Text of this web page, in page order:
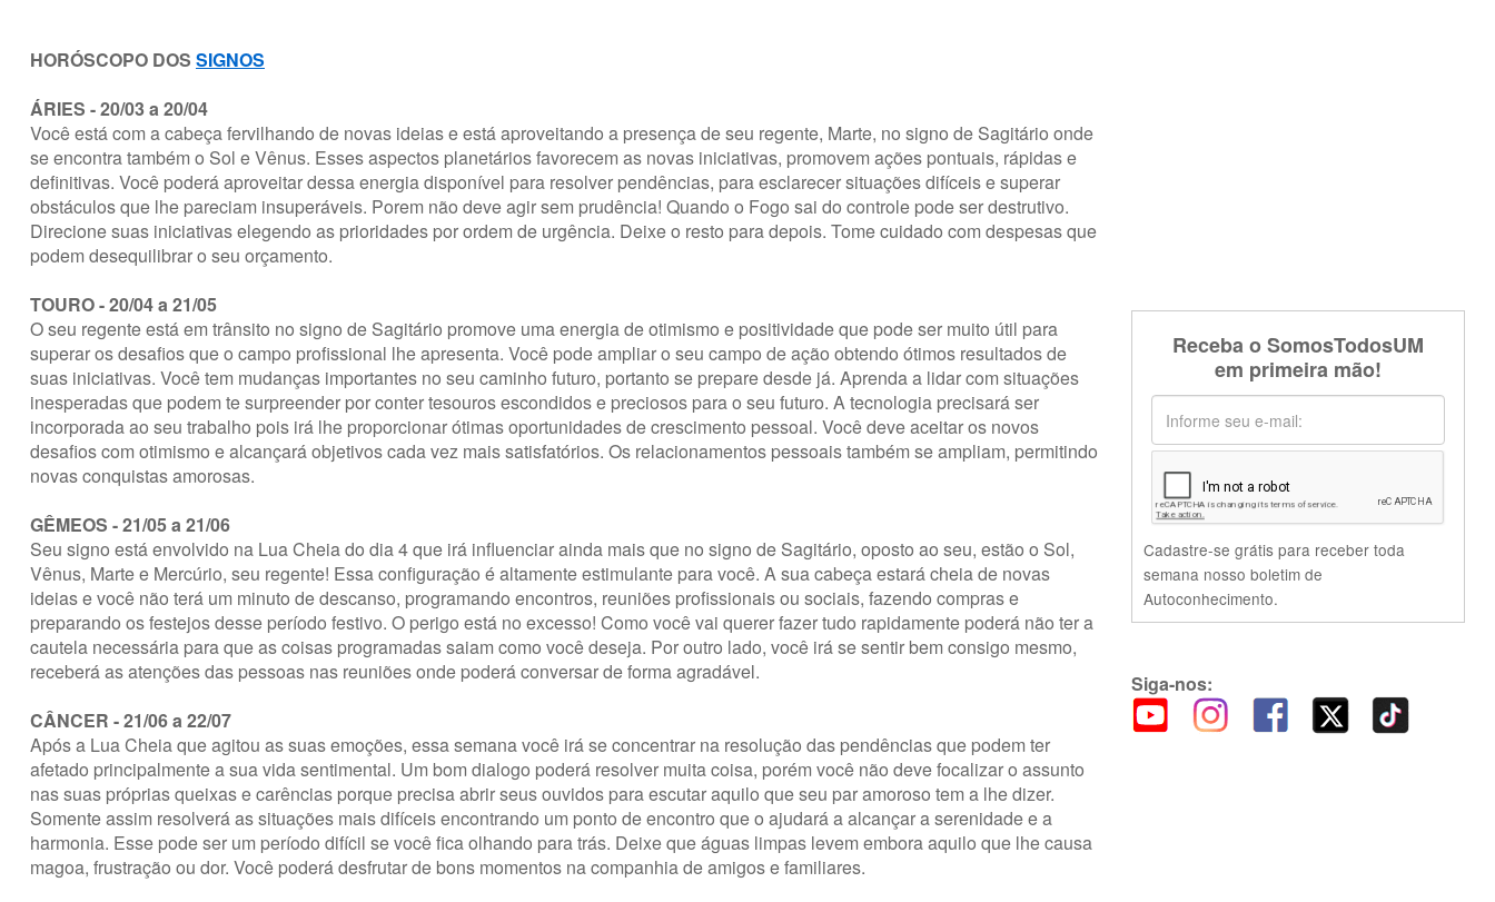
HORÓSCOPO DOS SIGNOS
ÁRIES - 20/03 a 20/04
Você está com a cabeça fervilhando de novas ideias e está aproveitando a presença de seu regente, Marte, no signo de Sagitário onde
se encontra também o Sol e Vênus. Esses aspectos planetários favorecem as novas iniciativas, promovem ações pontuais, rápidas e
definitivas. Você poderá aproveitar dessa energia disponível para resolver pendências, para esclarecer situações difíceis e superar
obstáculos que lhe pareciam insuperáveis. Porem não deve agir sem prudência! Quando o Fogo sai do controle pode ser destrutivo.
Direcione suas iniciativas elegendo as prioridades por ordem de urgência. Deixe o resto para depois. Tome cuidado com despesas que
podem desequilibrar o seu orçamento.
TOURO - 20/04 a 21/05
O seu regente está em trânsito no signo de Sagitário promove uma energia de otimismo e positividade que pode ser muito útil para
superar os desafios que o campo profissional lhe apresenta. Você pode ampliar o seu campo de ação obtendo ótimos resultados de
suas iniciativas. Você tem mudanças importantes no seu caminho futuro, portanto se prepare desde já. Aprenda a lidar com situações
inesperadas que podem te surpreender por conter tesouros escondidos e preciosos para o seu futuro. A tecnologia precisará ser
incorporada ao seu trabalho pois irá lhe proporcionar ótimas oportunidades de crescimento pessoal. Você deve aceitar os novos
desafios com otimismo e alcançará objetivos cada vez mais satisfatórios. Os relacionamentos pessoais também se ampliam, permitindo
novas conquistas amorosas.
GÊMEOS - 21/05 a 21/06
Seu signo está envolvido na Lua Cheia do dia 4 que irá influenciar ainda mais que no signo de Sagitário, oposto ao seu, estão o Sol,
Vênus, Marte e Mercúrio, seu regente! Essa configuração é altamente estimulante para você. A sua cabeça estará cheia de novas
ideias e você não terá um minuto de descanso, programando encontros, reuniões profissionais ou sociais, fazendo compras e
preparando os festejos desse período festivo. O perigo está no excesso! Como você vai querer fazer tudo rapidamente poderá não ter a
cautela necessária para que as coisas programadas saiam como você deseja. Por outro lado, você irá se sentir bem consigo mesmo,
receberá as atenções das pessoas nas reuniões onde poderá conversar de forma agradável.
CÂNCER - 21/06 a 22/07
Após a Lua Cheia que agitou as suas emoções, essa semana você irá se concentrar na resolução das pendências que podem ter
afetado principalmente a sua vida sentimental. Um bom dialogo poderá resolver muita coisa, porém você não deve focalizar o assunto
nas suas próprias queixas e carências porque precisa abrir seus ouvidos para escutar aquilo que seu par amoroso tem a lhe dizer.
Somente assim resolverá as situações mais difíceis encontrando um ponto de encontro que o ajudará a alcançar a serenidade e a
harmonia. Esse pode ser um período difícil se você fica olhando para trás. Deixe que águas limpas levem embora aquilo que lhe causa
magoa, frustração ou dor. Você poderá desfrutar de bons momentos na companhia de amigos e familiares.
Receba o SomosTodosUM
em primeira mão!
Cadastre-se grátis para receber toda
semana nosso boletim de
Autoconhecimento.
Siga-nos: